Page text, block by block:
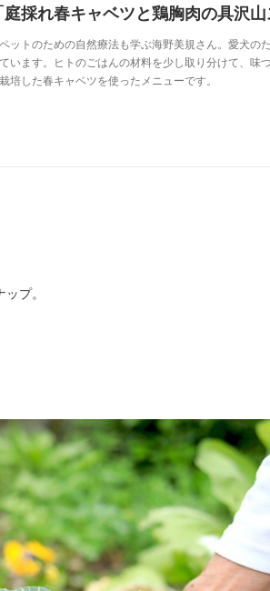
ットのための自然療法も学ぶ海野美規さん。愛犬の
います。ヒトのごはんの材料を少し取り分けて、味
培した春キャベツを使ったメニューです。
プ。